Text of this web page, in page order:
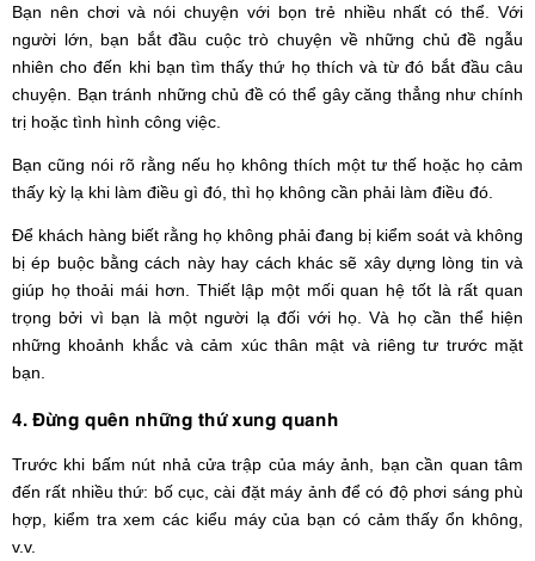
Bạn nên chơi và nói chuyện với bọn trẻ nhiều nhất có thể. Với
người lớn, bạn bắt đầu cuộc trò chuyện về những chủ đề ngẫu
nhiên cho đến khi bạn tìm thấy thứ họ thích và từ đó bắt đầu câu
chuyện. Bạn tránh những chủ đề có thể gây căng thẳng như chính
trị hoặc tình hình công việc.
Bạn cũng nói rõ rằng nếu họ không thích một tư thế hoặc họ cảm
thấy kỳ lạ khi làm điều gì đó, thì họ không cần phải làm điều đó.
Để khách hàng biết rằng họ không phải đang bị kiểm soát và không
bị ép buộc bằng cách này hay cách khác sẽ xây dựng lòng tin và
giúp họ thoải mái hơn. Thiết lập một mối quan hệ tốt là rất quan
trọng bởi vì bạn là một người lạ đối với họ. Và họ cần thể hiện
những khoảnh khắc và cảm xúc thân mật và riêng tư trước mặt
bạn.
4. Đừng quên những thứ xung quanh
Trước khi bấm nút nhả cửa trập của máy ảnh, bạn cần quan tâm
đến rất nhiều thứ: bố cục, cài đặt máy ảnh để có độ phơi sáng phù
hợp, kiểm tra xem các kiểu máy của bạn có cảm thấy ổn không,
v.v.